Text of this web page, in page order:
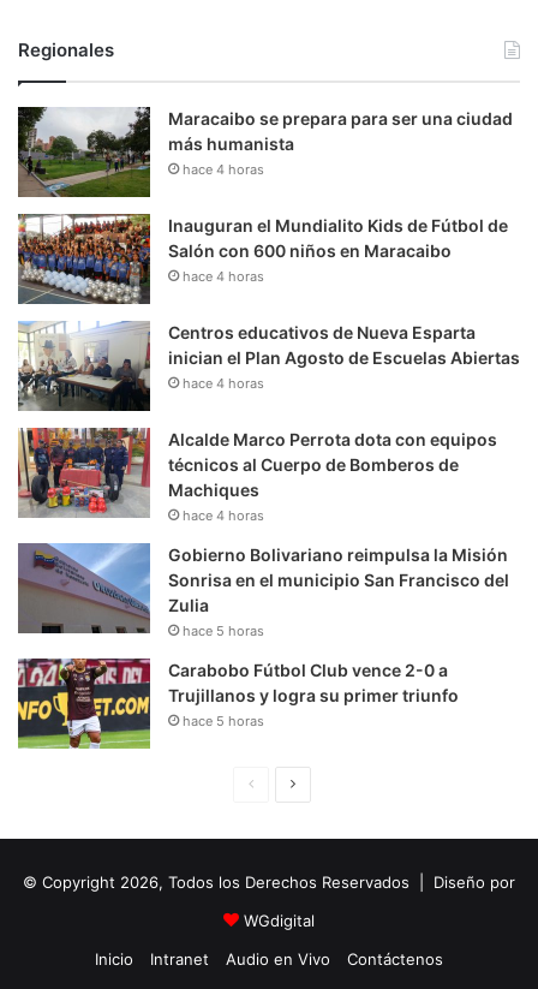
Regionales
Maracaibo se prepara para ser una ciudad
más humanista
hace 4 horas
Inauguran el Mundialito Kids de Fútbol de
Salón con 600 niños en Maracaibo
hace 4 horas
Centros educativos de Nueva Esparta
inician el Plan Agosto de Escuelas Abiertas
hace 4 horas
Alcalde Marco Perrota dota con equipos
técnicos al Cuerpo de Bomberos de
Machiques
hace 4 horas
Gobierno Bolivariano reimpulsa la Misión
Sonrisa en el municipio San Francisco del
Zulia
hace 5 horas
Carabobo Fútbol Club vence 2-0 a
Trujillanos y logra su primer triunfo
hace 5 horas
i
n
a
u
i
e
© Copyright 2026, Todos los Derechos Reservados | Diseño por
WGdigital
Inicio
Intranet Audio en Vivo
Contáctenos